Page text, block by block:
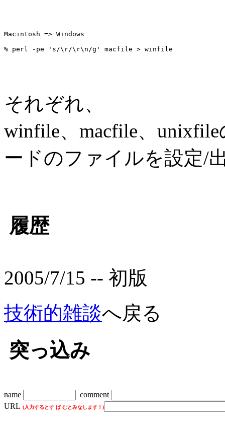
Macintosh => Windows
それぞれ、
winfile、macfile、
ードのファイルを設定/
履歴
2005/7/15 -- 初版
技術的雑談へ戻る
突っ込み
name
comment
URL (入力するとす ぱ むとみなします！)